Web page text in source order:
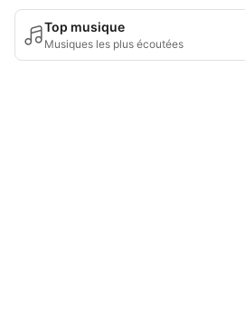
Top musique
Musiques les plus écoutées